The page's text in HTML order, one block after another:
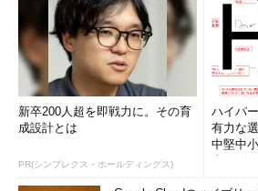
新卒200人超を即戦力に。その育
成設計とは
PR(シンプレクス・ホールディングス)
ハイパ
有力な
中堅中